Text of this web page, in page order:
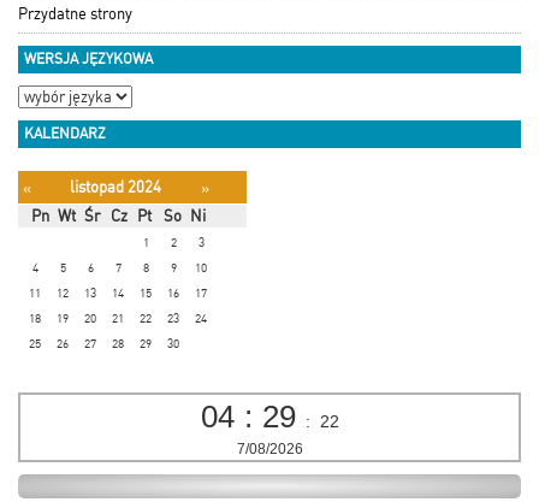
Przydatne strony
WERSJA JĘZYKOWA
KALENDARZ
« listopad 2024
»
Pn Wt Śr Cz Pt So Ni
1 2
3
4
5 6 7 8 9
10
11
12 13 14 15 16
17
18
19 20 21 22 23
24
25
26 27 28 29 30
04 : 29 : 23
7/08/2026